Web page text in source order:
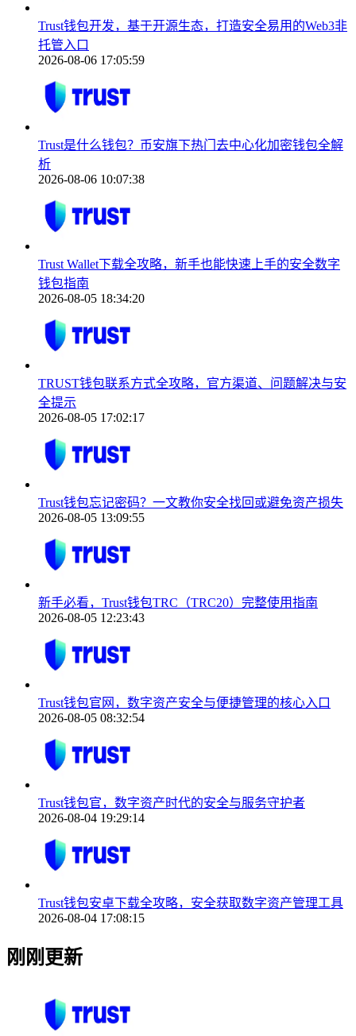
Trust钱包开发，基于开源生态，打造安全易用的Web3非
托管入口
2026-08-06 17:05:59
Trust是什么钱包？币安旗下热门去中心化加密钱包全解
析
2026-08-06 10:07:38
Trust Wallet下载全攻略，新手也能快速上手的安全数字
钱包指南
2026-08-05 18:34:20
TRUST钱包联系方式全攻略，官方渠道、问题解决与安
全提示
2026-08-05 17:02:17
Trust钱包忘记密码？一文教你安全找回或避免资产损失
2026-08-05 13:09:55
新手必看，Trust钱包TRC（TRC20）完整使用指南
2026-08-05 12:23:43
Trust钱包官网，数字资产安全与便捷管理的核心入口
2026-08-05 08:32:54
Trust钱包官，数字资产时代的安全与服务守护者
2026-08-04 19:29:14
Trust钱包安卓下载全攻略，安全获取数字资产管理工具
2026-08-04 17:08:15
刚刚更新